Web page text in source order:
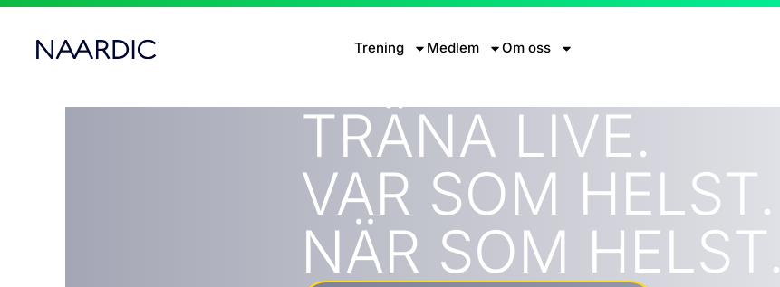
Hoppa
innehåll
Trening Medlem Om oss
TRÄNA LIVE.
VAR SOM HELST.
NÄR SOM HELST.